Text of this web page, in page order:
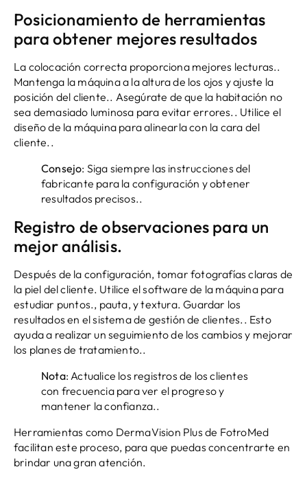
Posicionamiento de herramientas
para obtener mejores resultados
La colocación correcta proporciona mejores lecturas..
Mantenga la máquina a la altura de los ojos y ajuste la
posición del cliente.. Asegúrate de que la habitación no
sea demasiado luminosa para evitar errores.. Utilice el
diseño de la máquina para alinearla con la cara del
cliente..
Consejo: Siga siempre las instrucciones del
fabricante para la configuración y obtener
resultados precisos..
Registro de observaciones para un
mejor análisis.
Después de la configuración, tomar fotografías claras de
la piel del cliente. Utilice el software de la máquina para
estudiar puntos., pauta, y textura. Guardar los
resultados en el sistema de gestión de clientes.. Esto
ayuda a realizar un seguimiento de los cambios y mejorar
los planes de tratamiento..
Nota: Actualice los registros de los clientes
con frecuencia para ver el progreso y
mantener la confianza..
Herramientas como DermaVision Plus de FotroMed
facilitan este proceso, para que puedas concentrarte en
brindar una gran atención.